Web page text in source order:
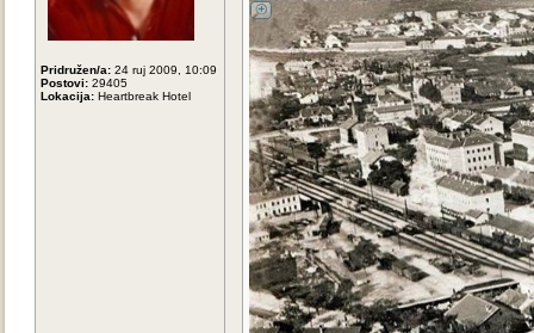
Pridružen/a: 24 ruj 2009, 10:09
Postovi: 29405
Lokacija: Heartbreak Hotel